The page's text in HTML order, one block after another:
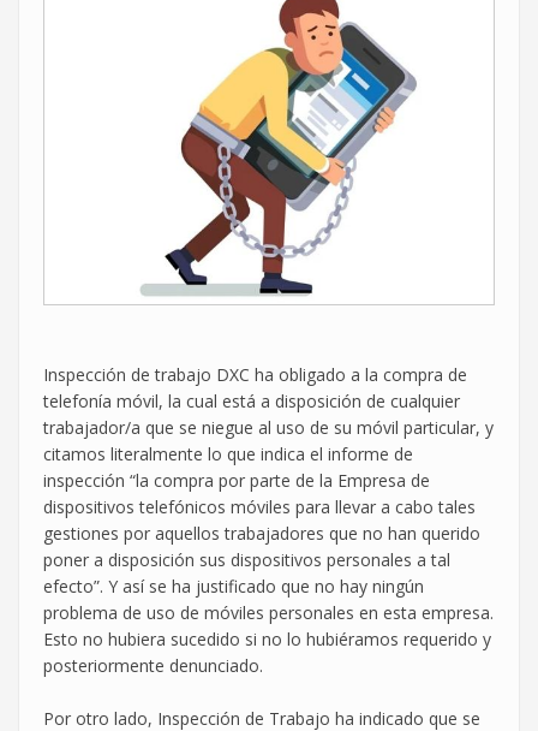
Inspección de trabajo DXC ha obligado a la compra de
telefonía móvil, la cual está a disposición de cualquier
trabajador/a que se niegue al uso de su móvil particular, y
citamos literalmente lo que indica el informe de
inspección “la compra por parte de la Empresa de
dispositivos telefónicos móviles para llevar a cabo tales
gestiones por aquellos trabajadores que no han querido
poner a disposición sus dispositivos personales a tal
efecto”. Y así se ha justificado que no hay ningún
problema de uso de móviles personales en esta empresa.
Esto no hubiera sucedido si no lo hubiéramos requerido y
posteriormente denunciado.
Por otro lado, Inspección de Trabajo ha indicado que se